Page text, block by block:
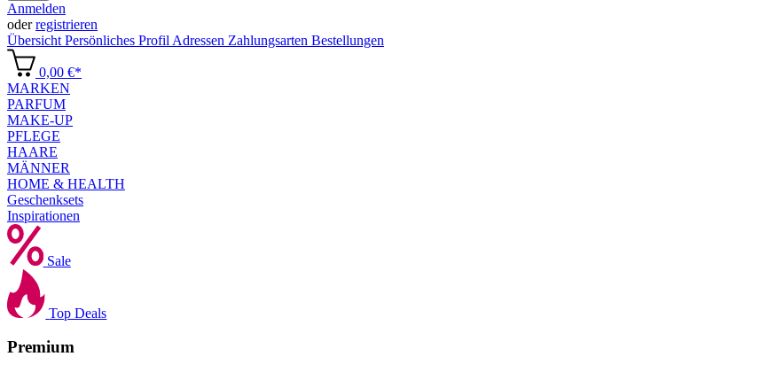
Anmelden
oderregistrieren
Übersicht Persönliches Profil Adressen Zahlungsarten Bestellungen
0,00 €*
MARKEN
PARFUM
MAKE-UP
PFLEGE
HAARE
MÄNNER
HOME & HEALTH
Geschenksets
Inspirationen
Sale
Top Deals
Premium